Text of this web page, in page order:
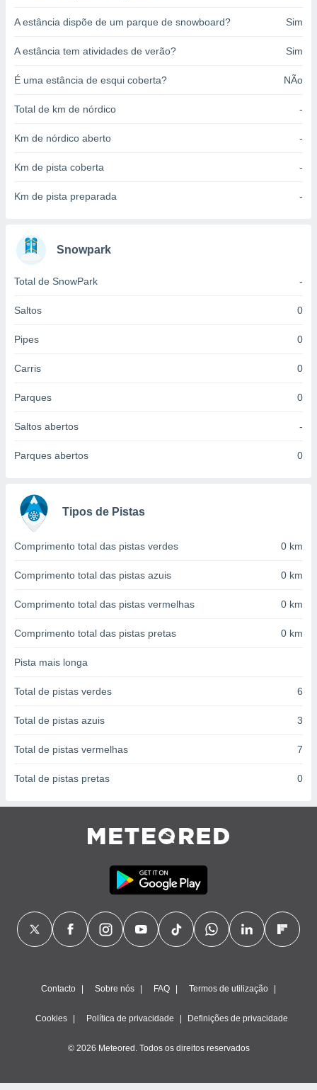
de
ou aceder
utilizar
medir
medir o
de
fontes,
dados
através
estudos
de
A estância dispõe de um parque de snowboard? Sim
A estância tem atividades de verão? Sim
É uma estância de esqui coberta? NÃo
Total de km de nórdico -
Km de nórdico aberto -
Km de pista coberta -
Km de pista preparada -
Snowpark
Total de SnowPark -
Saltos 0
Pipes 0
Carris 0
Parques 0
Saltos abertos -
Parques abertos 0
Tipos de Pistas
Comprimento total das pistas verdes 0 km
Comprimento total das pistas azuis 0 km
Comprimento total das pistas vermelhas 0 km
Comprimento total das pistas pretas 0 km
Pista mais longa
Total de pistas verdes 6
Total de pistas azuis 3
Total de pistas vermelhas 7
Total de pistas pretas 0
Contacto Sobre nós FAQ Termos de utilização
Cookies Política de privacidade Definições de privacidade
© 2026 Meteored. Todos os direitos reservados